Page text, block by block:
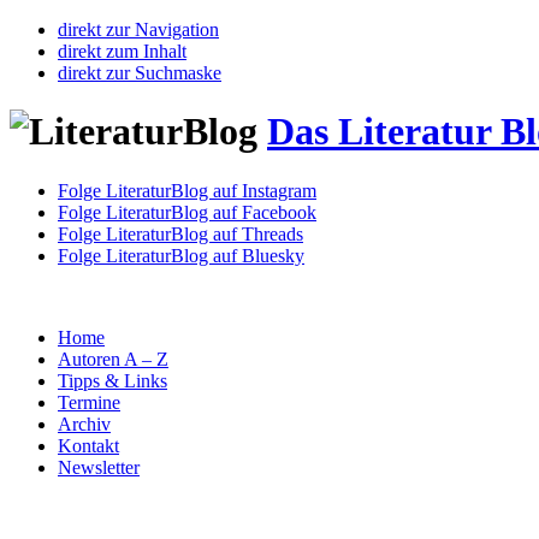
direkt zur Navigation
direkt zum Inhalt
direkt zur Suchmaske
Das Literatur
Folge LiteraturBlog auf Instagram
Folge LiteraturBlog auf Facebook
Folge LiteraturBlog auf Threads
Folge LiteraturBlog auf Bluesky
Home
Autoren A – Z
Tipps & Links
Termine
Archiv
Kontakt
Newsletter